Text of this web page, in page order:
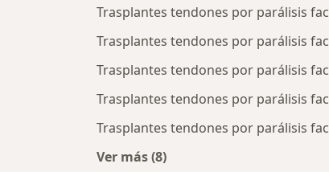
Trasplantes tendones por parálisis
Trasplantes tendones por parálisis
Trasplantes tendones por parálisis
Trasplantes tendones por parálisis
Trasplantes tendones por parálisis
Ver más (8)